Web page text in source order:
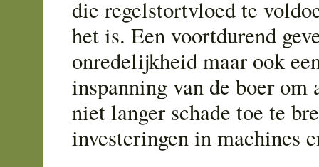
die regelstortvloed te
het is. Een voortdurend
onredelijkheid maar ook
inspanning van de boer om
niet langer schade toe te
investeringen in machines